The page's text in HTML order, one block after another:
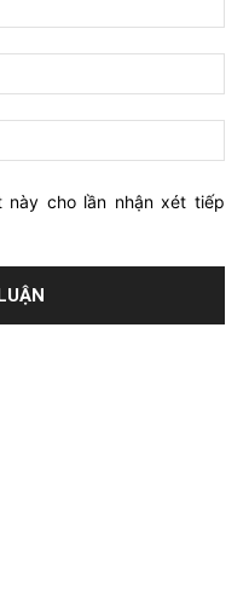
này cho lần nhận xét tiếp